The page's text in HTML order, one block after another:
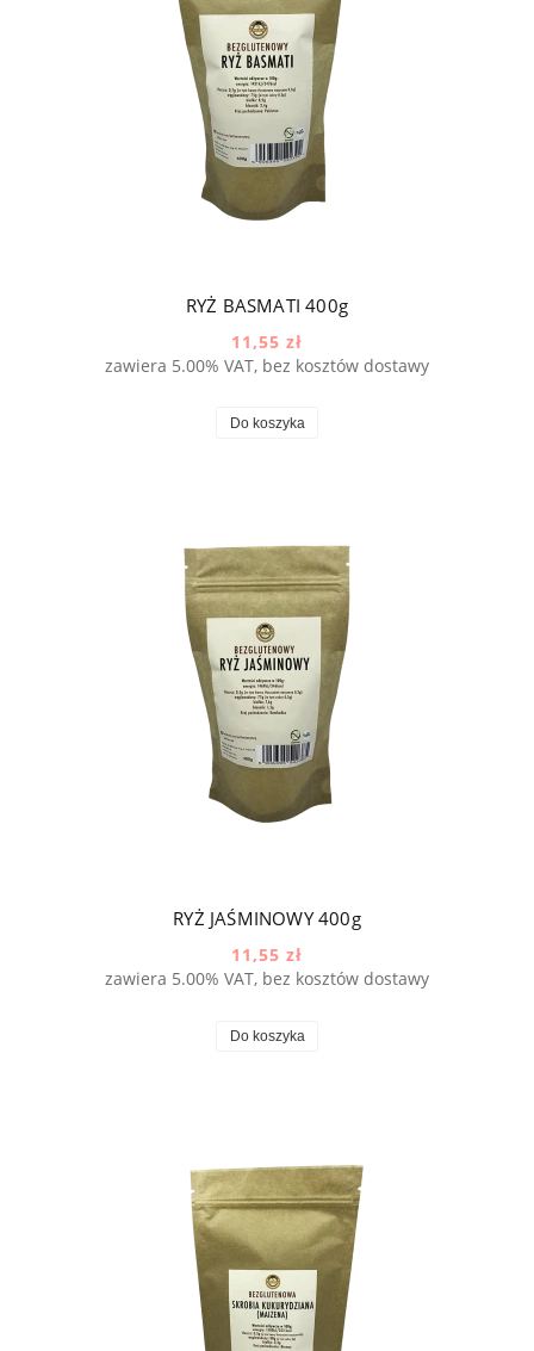
RYŻ BASMATI 400g
11,55 zł
zawiera 5.00% VAT, bez kosztów dostawy
Do koszyka
RYŻ JAŚMINOWY 400g
11,55 zł
zawiera 5.00% VAT, bez kosztów dostawy
Do koszyka